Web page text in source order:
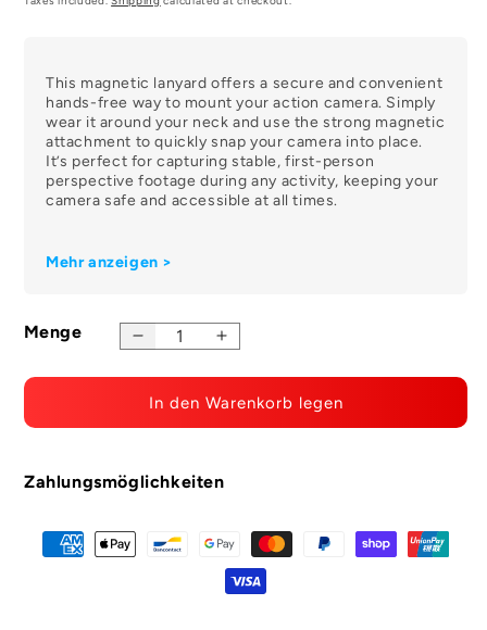
This magnetic lanyard offers a secure and convenient
hands-free way to mount your action camera. Simply
wear it around your neck and use the strong magnetic
attachment to quickly snap your camera into place.
It’s perfect for capturing stable, first-person
perspective footage during any activity, keeping your
camera safe and accessible at all times.
Mehr anzeigen >
Menge
Menge
Magnetisches
Menge
Lanyard
In den Warenkorb legen
Zahlungsmöglichkeiten